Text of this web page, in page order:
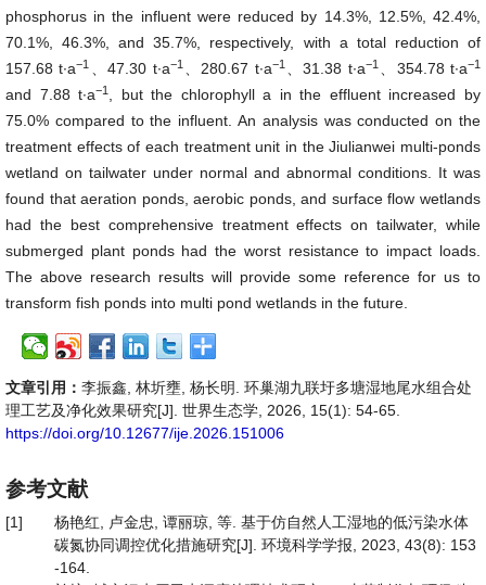
phosphorus in the influent were reduced by 14.3%, 12.5%, 42.4%,
70.1%, 46.3%, and 35.7%, respectively, with a total reduction of
157.68 t∙a−1 、47.30 t∙a−1、280.67 t∙a−1、31.38 t∙a−1、354.78 t∙a−1
and 7.88 t∙a−1
, but the chlorophyll a in the effluent increased by
75.0% compared to the influent. An analysis was conducted on the
treatment effects of each treatment unit in the Jiulianwei multi-ponds
wetland on tailwater under normal and abnormal conditions. It was
found that aeration ponds, aerobic ponds, and surface flow wetlands
had the best comprehensive treatment effects on tailwater, while
submerged plant ponds had the worst resistance to impact loads.
The above research results will provide some reference for us to
transform fish ponds into multi pond wetlands in the future.
文章引用： 李振鑫, 林圻壅, 杨长明. 环巢湖九联圩多塘湿地尾水组合处
理工艺及净化效果研究[J]. 世界生态学, 2026, 15(1): 54-65.
https://doi.org/10.12677/ije.2026.151006
参考文献
[1]
杨艳红, 卢金忠, 谭丽琼, 等. 基于仿自然人工湿地的低污染水体
碳氮协同调控优化措施研究[J]. 环境科学学报, 2023, 43(8): 153
-164.